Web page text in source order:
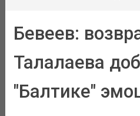
Бевеев:
Талалаева
"Балтике"